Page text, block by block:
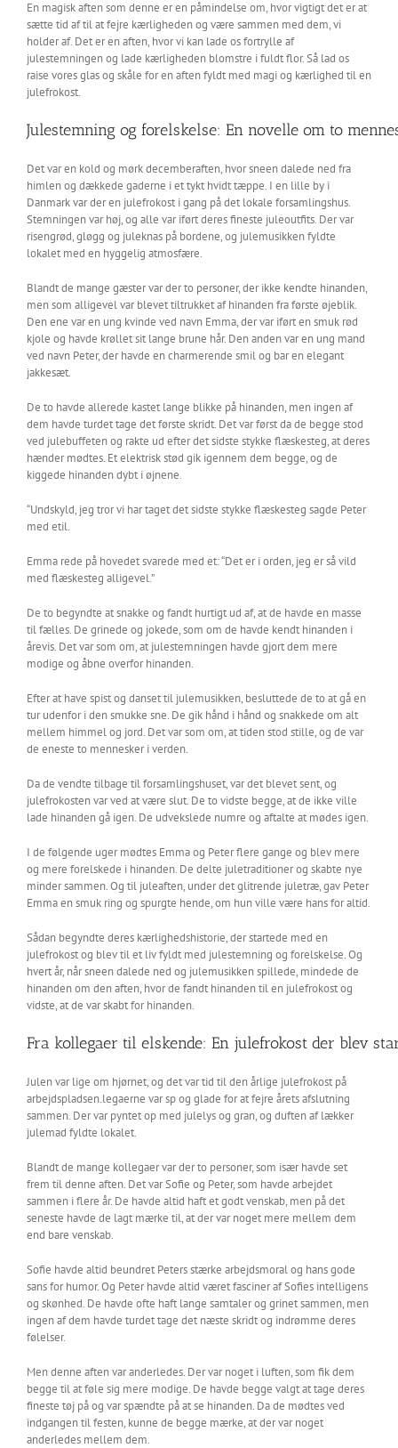
En magisk aften som denne er en påmindelse om, hvor vigtigt det er at
sætte tid af til at fejre kærligheden og være sammen med dem, vi
holder af. Det er en aften, hvor vi kan lade os fortrylle af
julestemningen og lade kærligheden blomstre i fuldt flor. Så lad os
raise vores glas og skåle for en aften fyldt med magi og kærlighed til en
julefrokost.
Julestemning og forelskelse: En novelle om to
Det var en kold og mørk decemberaften, hvor sneen dalede ned fra
himlen og dækkede gaderne i et tykt hvidt tæppe. I en lille by i
Danmark var der en julefrokost i gang på det lokale forsamlingshus.
Stemningen var høj, og alle var iført deres fineste juleoutfits. Der var
risengrød, gløgg og juleknas på bordene, og julemusikken fyldte
lokalet med en hyggelig atmosfære.
Blandt de mange gæster var der to personer, der ikke kendte hinanden,
men som alligevel var blevet tiltrukket af hinanden fra første øjeblik.
Den ene var en ung kvinde ved navn Emma, der var iført en smuk rød
kjole og havde krøllet sit lange brune hår. Den anden var en ung mand
ved navn Peter, der havde en charmerende smil og bar en elegant
jakkesæt.
De to havde allerede kastet lange blikke på hinanden, men ingen af
dem havde turdet tage det første skridt. Det var først da de begge stod
ved julebuffeten og rakte ud efter det sidste stykke flæskesteg, at deres
hænder mødtes. Et elektrisk stød gik igennem dem begge, og de
kiggede hinanden dybt i øjnene.
“Undskyld, jeg tror vi har taget det sidste stykke flæskesteg sagde Peter
med etil.
Emma rede på hovedet svarede med et: “Det er i orden, jeg er så vild
med flæskesteg alligevel.”
De to begyndte at snakke og fandt hurtigt ud af, at de havde en masse
til fælles. De grinede og jokede, som om de havde kendt hinanden i
årevis. Det var som om, at julestemningen havde gjort dem mere
modige og åbne overfor hinanden.
Efter at have spist og danset til julemusikken, besluttede de to at gå en
tur udenfor i den smukke sne. De gik hånd i hånd og snakkede om alt
mellem himmel og jord. Det var som om, at tiden stod stille, og de var
de eneste to mennesker i verden.
Da de vendte tilbage til forsamlingshuset, var det blevet sent, og
julefrokosten var ved at være slut. De to vidste begge, at de ikke ville
lade hinanden gå igen. De udvekslede numre og aftalte at mødes igen.
I de følgende uger mødtes Emma og Peter flere gange og blev mere
og mere forelskede i hinanden. De delte juletraditioner og skabte nye
minder sammen. Og til juleaften, under det glitrende juletræ, gav Peter
Emma en smuk ring og spurgte hende, om hun ville være hans for altid.
Sådan begyndte deres kærlighedshistorie, der startede med en
julefrokost og blev til et liv fyldt med julestemning og forelskelse. Og
hvert år, når sneen dalede ned og julemusikken spillede, mindede de
hinanden om den aften, hvor de fandt hinanden til en julefrokost og
vidste, at de var skabt for hinanden.
Fra kollegaer til elskende: En julefrokost der blev
Julen var lige om hjørnet, og det var tid til den årlige julefrokost på
arbejdspladsen.legaerne var sp og glade for at fejre årets afslutning
sammen. Der var pyntet op med julelys og gran, og duften af lækker
julemad fyldte lokalet.
Blandt de mange kollegaer var der to personer, som især havde set
frem til denne aften. Det var Sofie og Peter, som havde arbejdet
sammen i flere år. De havde altid haft et godt venskab, men på det
seneste havde de lagt mærke til, at der var noget mere mellem dem
end bare venskab.
Sofie havde altid beundret Peters stærke arbejdsmoral og hans gode
sans for humor. Og Peter havde altid været fasciner af Sofies intelligens
og skønhed. De havde ofte haft lange samtaler og grinet sammen, men
ingen af dem havde turdet tage det næste skridt og indrømme deres
følelser.
Men denne aften var anderledes. Der var noget i luften, som fik dem
begge til at føle sig mere modige. De havde begge valgt at tage deres
fineste tøj på og var spændte på at se hinanden. Da de mødtes ved
indgangen til festen, kunne de begge mærke, at der var noget
anderledes mellem dem.